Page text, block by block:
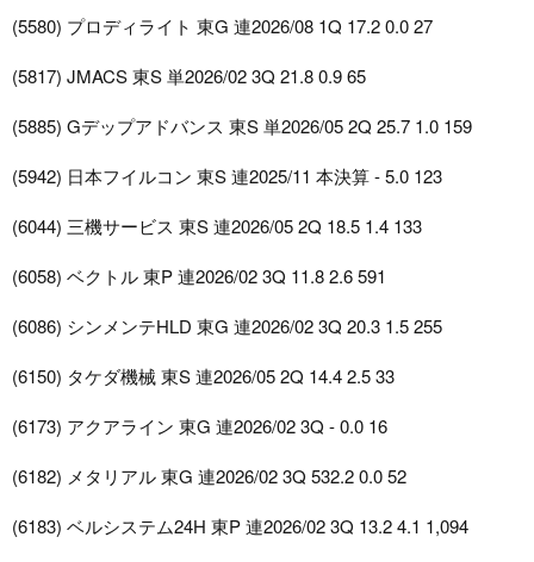
(5580) プロディライト 東G 連2026/08 1Q 17.2 0.0 27
(5817) JMACS 東S 単2026/02 3Q 21.8 0.9 65
(5885) Gデップアドバンス 東S 単2026/05 2Q 25.7 1.0 159
(5942) 日本フイルコン 東S 連2025/11 本決算 - 5.0 123
(6044) 三機サービス 東S 連2026/05 2Q 18.5 1.4 133
(6058) ベクトル 東P 連2026/02 3Q 11.8 2.6 591
(6086) シンメンテHLD 東G 連2026/02 3Q 20.3 1.5 255
(6150) タケダ機械 東S 連2026/05 2Q 14.4 2.5 33
(6173) アクアライン 東G 連2026/02 3Q - 0.0 16
(6182) メタリアル 東G 連2026/02 3Q 532.2 0.0 52
(6183) ベルシステム24H 東P 連2026/02 3Q 13.2 4.1 1,094